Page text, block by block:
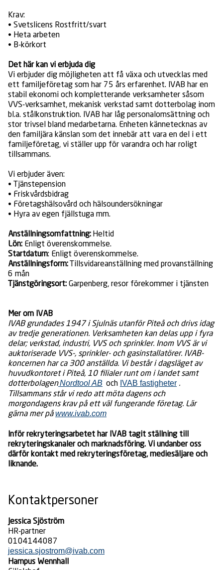
Krav:
• Svetslicens Rostfritt/svart
• Heta arbeten
• B-körkort
Det här kan vi erbjuda dig
Vi erbjuder dig möjligheten att få växa och utvecklas med
ett familjeföretag som har 75 års erfarenhet. IVAB har en
stabil ekonomi och kompletterande verksamheter såsom
VVS-verksamhet, mekanisk verkstad samt dotterbolag inom
bl.a. stålkonstruktion. IVAB har låg personalomsättning och
stor trivsel bland medarbetarna. Enheten kännetecknas av
den familjära känslan som det innebär att vara en del i ett
familjeföretag, vi ställer upp för varandra och har roligt
tillsammans.
Vi erbjuder även:
• Tjänstepension
• Friskvårdsbidrag
• Företagshälsovård och hälsoundersökningar
• Hyra av egen fjällstuga mm.
Anställningsomfattning: Heltid
Lön: Enligt överenskommelse.
Startdatum: Enligt överenskommelse.
Anställningsform:Tillsvidareanställning med provanställning
6 mån
Tjänstgöringsort: Garpenberg, resor förekommer i tjänsten
Mer om IVAB
IVAB grundades 1947 i Sjulnäs utanför Piteå och drivs idag
av tredje generationen. Verksamheten kan delas upp i fyra
delar; verkstad, industri, VVS och sprinkler. Inom VVS är vi
auktoriserade VVS-, sprinkler- och gasinstallatörer. IVAB-
koncernen har ca 300 anställda. Vi består i dagsläget av
huvudkontoret i Piteå, 10 filialer runt om i landet samt
dotterbolagenNordtool AB och IVAB fastigheter .
Tillsammans står vi redo att möta dagens och
morgondagens krav på ett väl fungerande företag. Lär
gärna mer påwww.ivab.com
Inför rekryteringsarbetet har IVAB tagit ställning till
rekryteringskanaler och marknadsföring. Vi undanber oss
därför kontakt med rekryteringsföretag, mediesäljare och
liknande.
Kontaktpersoner
Jessica Sjöström
HR-partner
0104144087
jessica.sjostrom@ivab.com
Hampus Wennhall